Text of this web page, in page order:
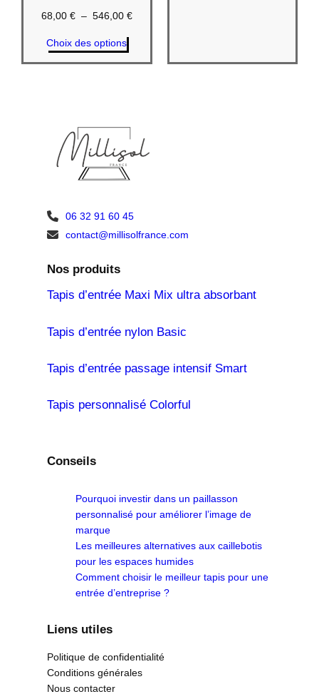
68,00 € – 546,00 €Plage
68,00 €
Choix des options
06 32 91 60 45
contact@millisolfrance.com
Nos produits
Tapis d’entrée Maxi Mix ultra absorbant
Tapis d’entrée nylon Basic
Tapis d’entrée passage intensif Smart
Tapis personnalisé Colorful
Conseils
Pourquoi investir dans un paillasson
personnalisé pour améliorer l’image de
marque
Les meilleures alternatives aux caillebotis
pour les espaces humides
Comment choisir le meilleur tapis pour une
entrée d’entreprise ?
Liens utiles
Politique de confidentialité
Conditions générales
Nous contacter